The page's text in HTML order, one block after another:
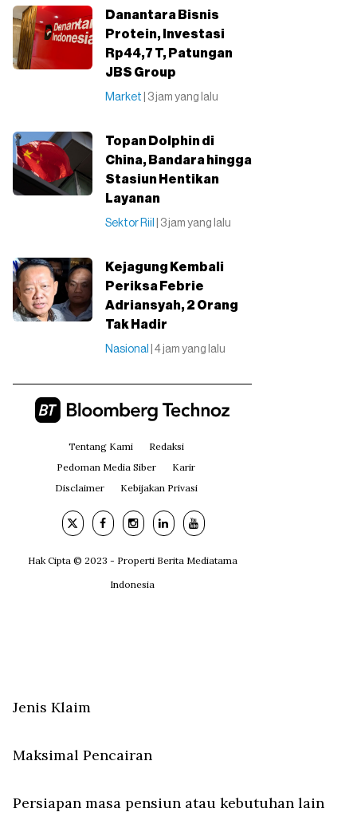
Danantara Bisnis
Protein, Investasi
Rp44,7 T, Patungan
JBS Group
Market | 3 jam yang lalu
Topan Dolphin di
China, Bandara hingga
Stasiun Hentikan
Layanan
Sektor Riil | 3 jam yang lalu
Kejagung Kembali
Periksa Febrie
Adriansyah, 2 Orang
Tak Hadir
Nasional | 4 jam yang lalu
Tentang Kami
Redaksi
Pedoman Media Siber
Karir
Disclaimer
Kebijakan Privasi
Hak Cipta © 2023 - Properti Berita Mediatama
Indonesia
Jenis Klaim
Maksimal Pencairan
Persiapan masa pensiun atau kebutuhan lain